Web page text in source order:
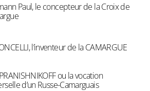
Paul, le concepteur de la Croix de
l’inventeur de la CAMARGUE
ou la vocation
d’un Russe-Camarguais